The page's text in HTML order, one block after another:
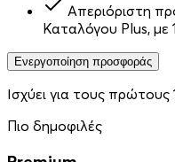
Απεριόριστη
Καταλόγου Plus, με
Ενεργοποίηση προσφοράς
Ισχύει για τους πρώτους
Πιο δημοφιλές